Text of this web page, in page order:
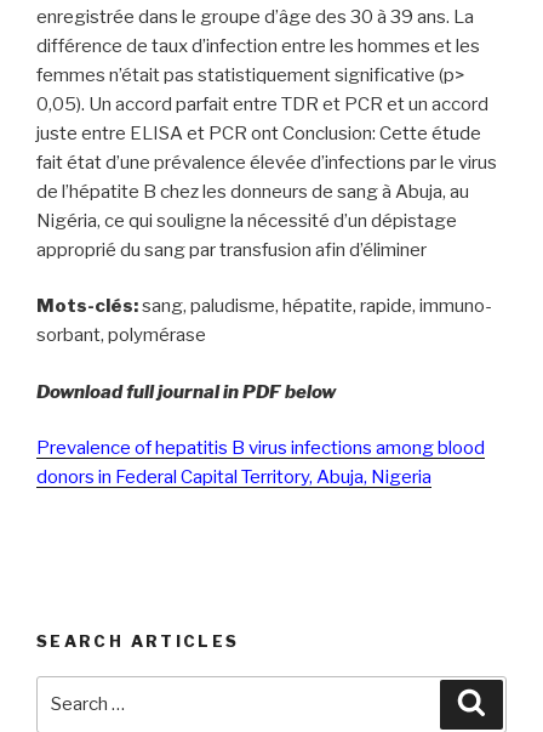
enregistrée dans le groupe d’âge des 30 à 39 ans. La
différence de taux d’infection entre les hommes et les
femmes n’était pas statistiquement significative (p>
0,05). Un accord parfait entre TDR et PCR et un accord
juste entre ELISA et PCR ont Conclusion: Cette étude
fait état d’une prévalence élevée d’infections par le virus
de l’hépatite B chez les donneurs de sang à Abuja, au
Nigéria, ce qui souligne la nécessité d’un dépistage
approprié du sang par transfusion afin d’éliminer
Mots-clés:sang, paludisme, hépatite, rapide, immuno-
sorbant, polymérase
Download full journal in PDF below
Prevalence of hepatitis B virus infections among blood
donors in Federal Capital Territory, Abuja, Nigeria
SEARCH ARTICLES